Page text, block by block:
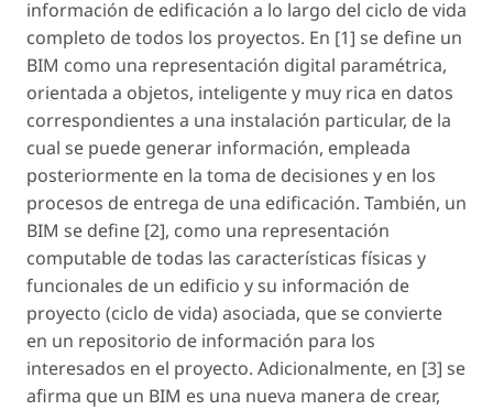
información de edificación a lo largo del ciclo de vida
completo de todos los proyectos. En [1] se define un
BIM como una representación digital paramétrica,
orientada a objetos, inteligente y muy rica en datos
correspondientes a una instalación particular, de la
cual se puede generar información, empleada
posteriormente en la toma de decisiones y en los
procesos de entrega de una edificación. También, un
BIM se define [2], como una representación
computable de todas las características físicas y
funcionales de un edificio y su información de
proyecto (ciclo de vida) asociada, que se convierte
en un repositorio de información para los
interesados en el proyecto. Adicionalmente, en [3] se
afirma que un BIM es una nueva manera de crear,